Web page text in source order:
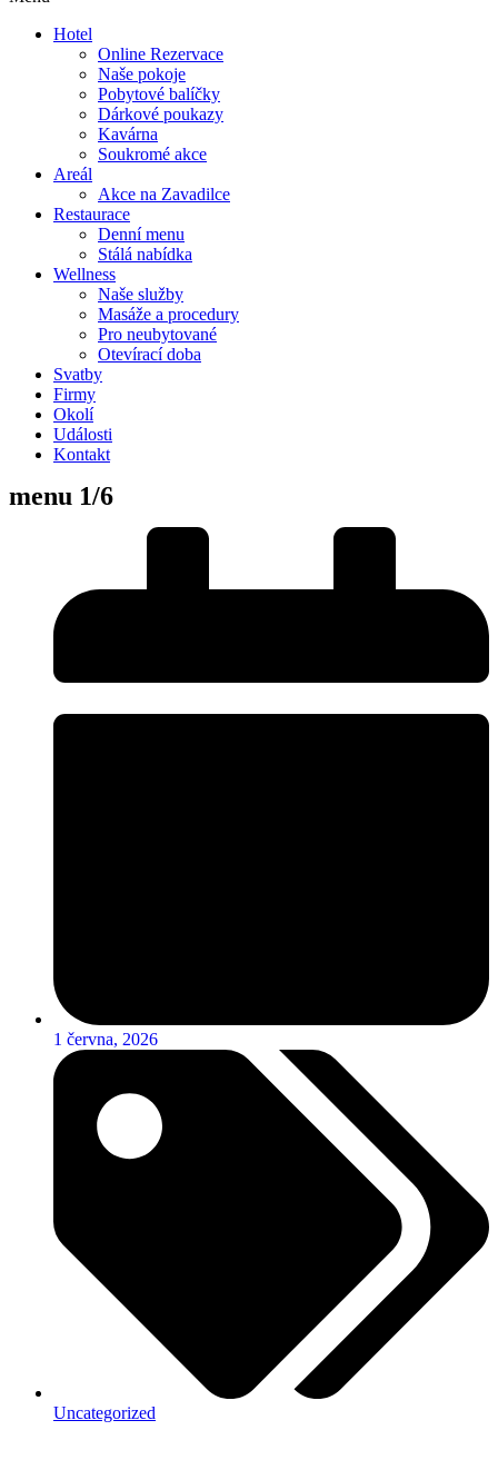
Hotel
Online Rezervace
Naše pokoje
Pobytové balíčky
Dárkové poukazy
Kavárna
Soukromé akce
Areál
Akce na Zavadilce
Restaurace
Denní menu
Stálá nabídka
Wellness
Naše služby
Masáže a procedury
Pro neubytované
Otevírací doba
Svatby
Firmy
Okolí
Události
Kontakt
menu 1/6
1 června, 2026
Uncategorized